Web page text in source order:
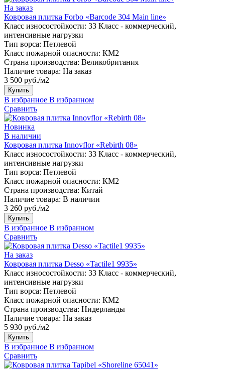
На заказ
Ковровая плитка Forbo «Barcode 304 Main line»
Класс износостойкости: 33 Класс - коммерческий,
интенсивные нагрузки
Тип ворса: Петлевой
Класс пожарной опасности: КМ2
Страна производства: Великобритания
Наличие товара: На заказ
3 500 руб./м2
Купить
В избранное В избранном
Сравнить
Новинка
В наличии
Ковровая плитка Innovflor «Rebirth 08»
Класс износостойкости: 33 Класс - коммерческий,
интенсивные нагрузки
Тип ворса: Петлевой
Класс пожарной опасности: КМ2
Страна производства: Китай
Наличие товара: В наличии
3 260 руб./м2
Купить
В избранное В избранном
Сравнить
На заказ
Ковровая плитка Desso «Tactile1 9935»
Класс износостойкости: 33 Класс - коммерческий,
интенсивные нагрузки
Тип ворса: Петлевой
Класс пожарной опасности: КМ2
Страна производства: Нидерланды
Наличие товара: На заказ
5 930 руб./м2
Купить
В избранное В избранном
Сравнить